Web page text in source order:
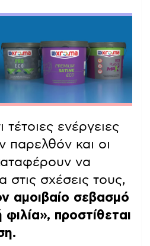
τέτοιες ενέργειες
παρελθόν και οι
να
στις σχέσεις τους,
αμοιβαίο σεβασμό
προστίθεται